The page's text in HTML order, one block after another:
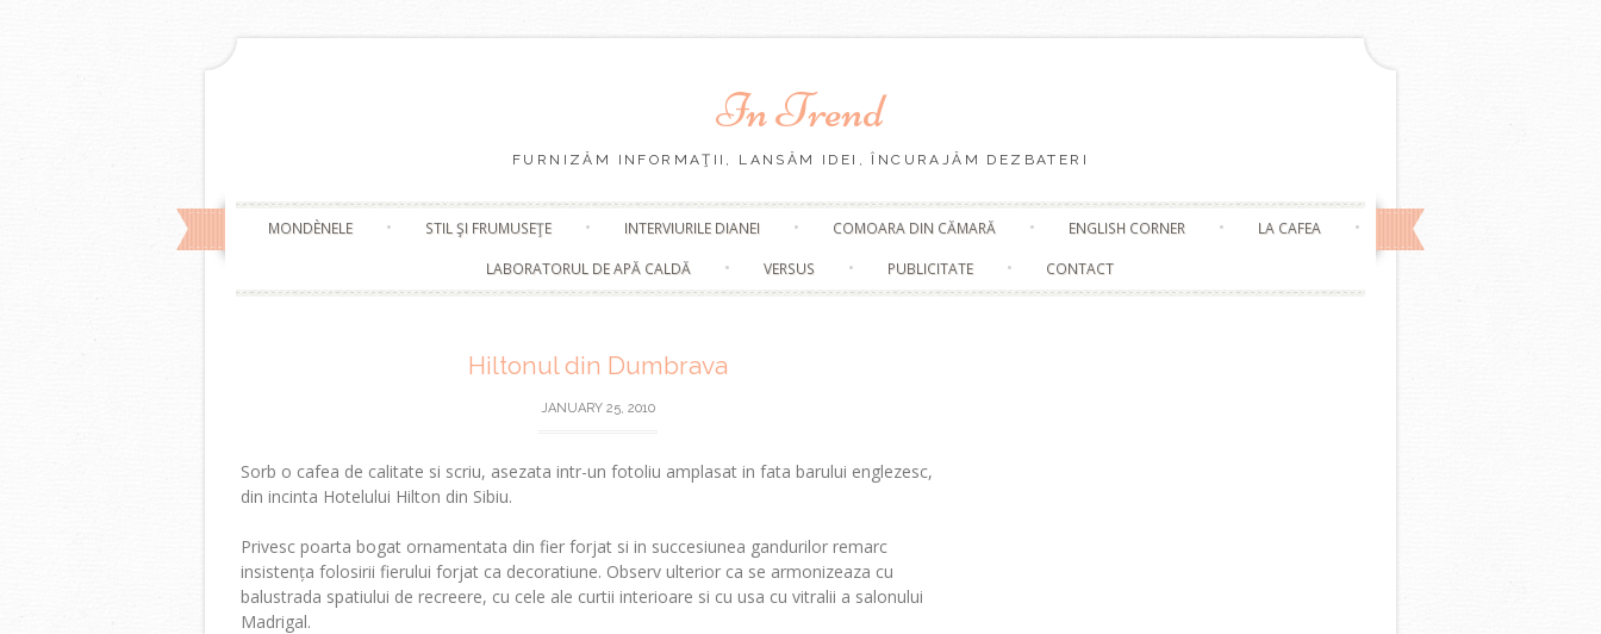
In Trend
FURNIZĂM INFORMAŢII, LANSĂM IDEI, ÎNCURAJĂM DEZBATERI
Skip
content
MONDÈNELE STIL ŞI FRUMUSEŢE INTERVIURILE DIANEI COMOARA DIN CĂMARĂ ENGLISH CORNER
LA CAFEA
LABORATORUL DE APĂ CALDĂ
VERSUS PUBLICITATE CONTACT
Hiltonul din Dumbrava
JANUARY 25, 2010
Sorb o cafea de calitate si scriu, asezata intr-un fotoliu amplasat in fata barului englezesc,
din incinta Hotelului Hilton din Sibiu.
Privesc poarta bogat ornamentata din fier forjat si in succesiunea gandurilor remarc
insistența folosirii fierului forjat ca decoratiune. Observ ulterior ca se armonizeaza cu
balustrada spatiului de recreere, cu cele ale curtii interioare si cu usa cu vitralii a salonului
Madrigal.